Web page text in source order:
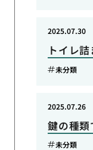
トイレ
2025.07.30
未分類
鍵の種
2025.07.26
未分類